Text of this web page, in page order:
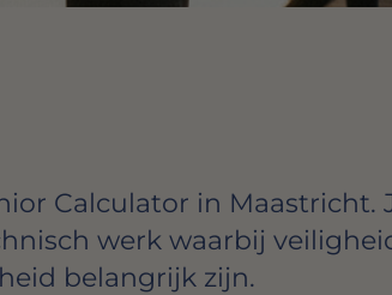
Calculator in Maastricht.
werk waarbij
belangrijk zijn.